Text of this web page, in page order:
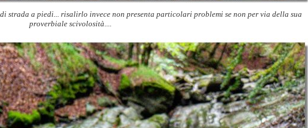
strada a piedi... risalirlo invece non presenta particolari problemi se non per via della sua
proverbiale scivolosità....